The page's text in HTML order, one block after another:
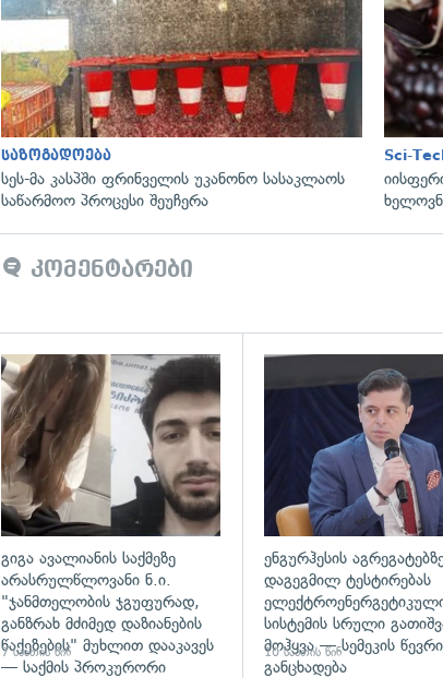
საზოგადოება
სეს-მა კასპში ფრინველის უკანონო სასაკლაოს
საწარმოო პროცესი შეუჩერა
Sci-
კომენტარები
გიგა ავალიანის საქმეზე
არასრულწლოვანი ნ.ი.
"ჯანმთელობის ჯგუფურად,
განზრახ მძიმედ დაზიანების
წაქეზების" მუხლით დააკავეს
— საქმის პროკურორი
7 საათის წინ
ენგურჰესის
დაგეგმილ ტესტირებას
სისტემის სრული
მოჰყვა — სემეკის
განცხადება
10 საათის წინ